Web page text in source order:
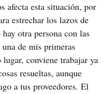
afecta esta situación, por
estrechar los lazos de
otra persona con las
de mis primeras
conviene trabajar ya
resueltas, aunque
a tus proveedores. El